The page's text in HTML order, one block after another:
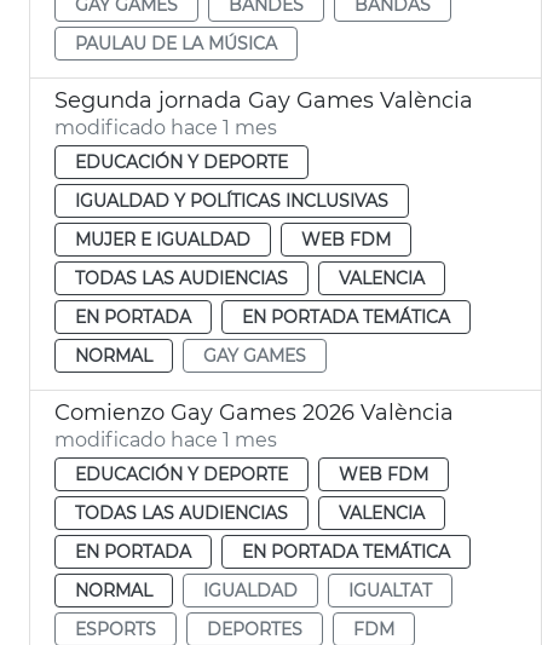
PAULAU DE LA MÚSICA
Segunda jornada Gay Games València
modificado hace 1 mes
EDUCACIÓN Y DEPORTE
IGUALDAD Y POLÍTICAS INCLUSIVAS
MUJER E IGUALDAD
WEB FDM
TODAS LAS AUDIENCIAS
VALENCIA
EN PORTADA
EN PORTADA TEMÁTICA
NORMAL
GAY GAMES
Comienzo Gay Games 2026 València
modificado hace 1 mes
EDUCACIÓN Y DEPORTE
WEB FDM
TODAS LAS AUDIENCIAS
VALENCIA
EN PORTADA
EN PORTADA TEMÁTICA
NORMAL
IGUALDAD
IGUALTAT
ESPORTS
DEPORTES
FDM